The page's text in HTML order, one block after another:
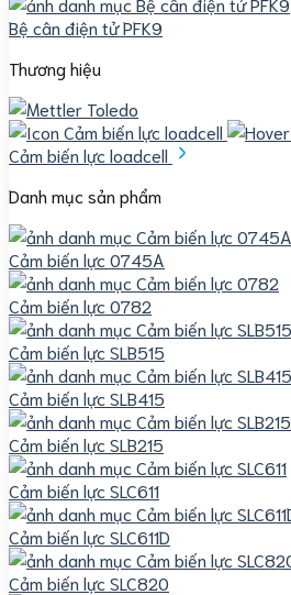
Bệ cân điện tử PFK9
Thương hiệu
Cảm biến lực loadcell
Danh mục sản phẩm
Cảm biến lực 0745A
Cảm biến lực 0782
Cảm biến lực SLB515
Cảm biến lực SLB415
Cảm biến lực SLB215
Cảm biến lực SLC611
Cảm biến lực SLC611D
Cảm biến lực SLC820